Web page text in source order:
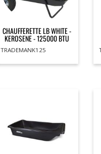
CHAUFFERETTE LB WHITE -
KEROSENE - 125000 BTU
TRADEMANK125